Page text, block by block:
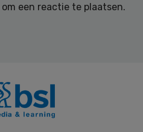
om een reactie te plaatsen.